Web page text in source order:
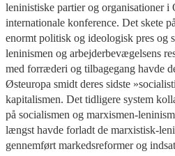
leninistiske partier og organisationer i
internationale konference. Det skete
enormt politisk og ideologisk pres og
leninismen og arbejderbevægelsens
med forræderi og tilbagegang havde
Østeuropa smidt deres sidste
kapitalismen. Det tidligere system
på socialismen og marxismen-
længst havde forladt de marxistisk-
gennemført markedsreformer og